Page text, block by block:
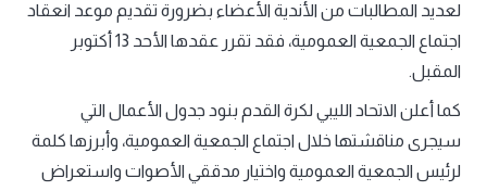
لعديد المطالبات من الأندية الأعضاء بضرورة تقديم موعد انعقاد
اجتماع الجمعية العمومية، فقد تقرر عقدها الأحد 13 أكتوبر
المقبل.
كما أعلن الاتحاد الليبي لكرة القدم بنود جدول الأعمال التي
سيجرى مناقشتها خلال اجتماع الجمعية العمومية، وأبرزها كلمة
لرئيس الجمعية العمومية واختيار مدققي الأصوات واستعراض